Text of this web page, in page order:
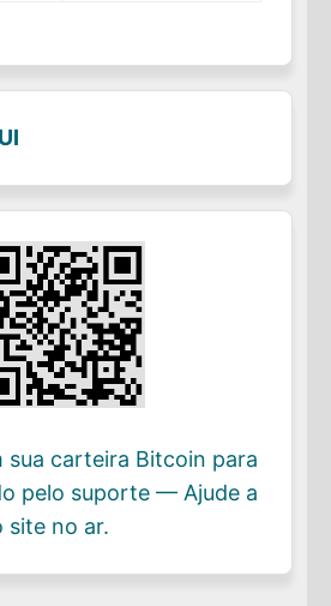
sua carteira Bitcoin para
pelo suporte — Ajude a
site no ar.